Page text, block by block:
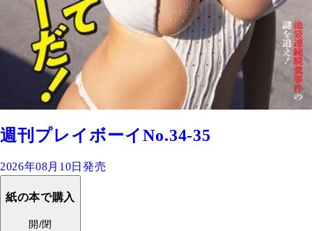
週刊プレイボーイNo.34-35
2026年08月10日発売
紙の本で購入
開/閉